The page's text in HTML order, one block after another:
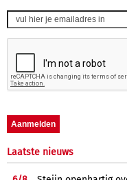
Laatste nieuws